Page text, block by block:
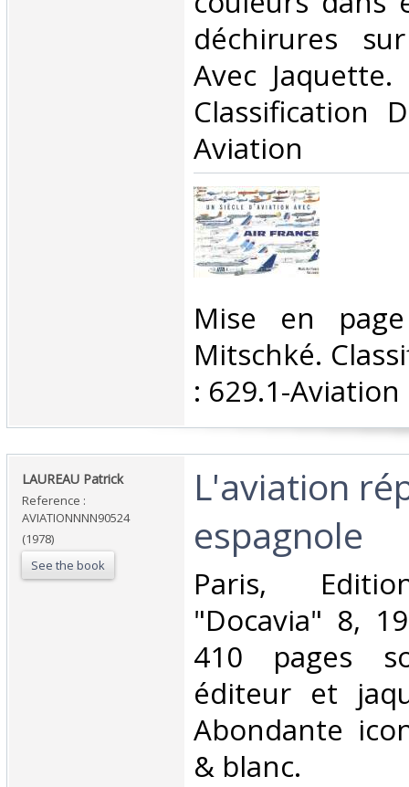
déchirures
Avec
Classification
Aviation‎
‎Mise en
Mitschké.
: 629.1-Aviation‎
‎LAUREAU Patrick‎
Reference :
AVIATIONNNN90524
(1978)
See the book
‎L'aviation
espagnole‎
‎Paris,
"Docavia" 8,
410 pages
éditeur et
Abondante
& blanc.‎